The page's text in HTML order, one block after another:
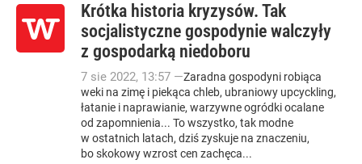
Krótka historia kryzysów. Tak
socjalistyczne gospodynie walczyły
z gospodarką niedoboru
7 sie 2022, 13:57 —Zaradna gospodyni robiąca
weki na zimę i piekąca chleb, ubraniowy upcyckling,
łatanie i naprawianie, warzywne ogródki ocalane
od zapomnienia... To wszystko, tak modne
w ostatnich latach, dziś zyskuje na znaczeniu,
bo skokowy wzrost cen zachęca...